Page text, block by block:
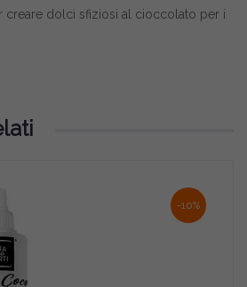
creare dolci sfiziosi al cioccolato per i
-10%